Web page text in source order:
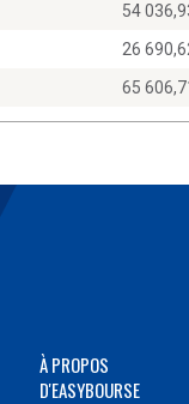
54
26
65
À PROPOS
D'EASYBOURSE